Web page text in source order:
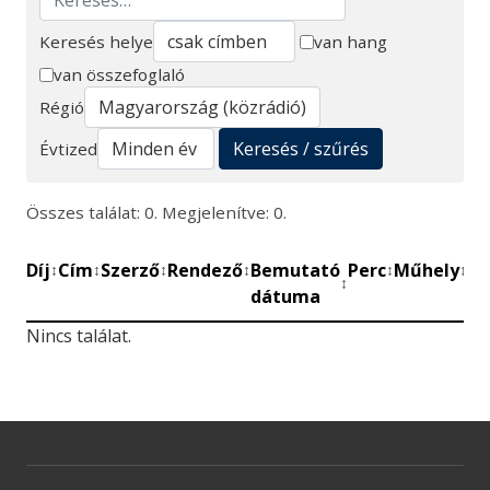
Keresés
Keresés helye
van hang
van összefoglaló
Régió
Évtized
Keresés / szűrés
Összes találat: 0. Megjelenítve: 0.
Díj↕Cím↕Szerző↕Rendező↕Bemutató
dátuma
↕
Perc↕Műhely↕
Nincs találat.